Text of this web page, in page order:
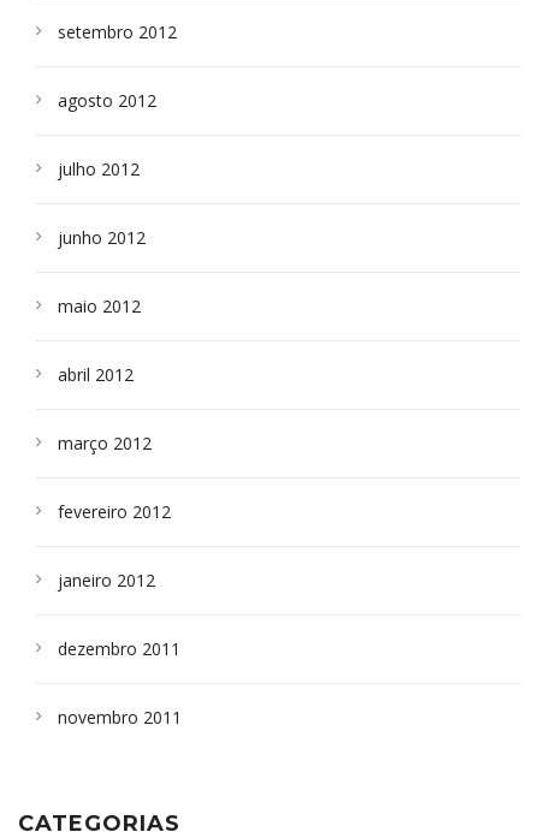
setembro 2012
agosto 2012
julho 2012
junho 2012
maio 2012
abril 2012
março 2012
fevereiro 2012
janeiro 2012
dezembro 2011
novembro 2011
CATEGORIAS